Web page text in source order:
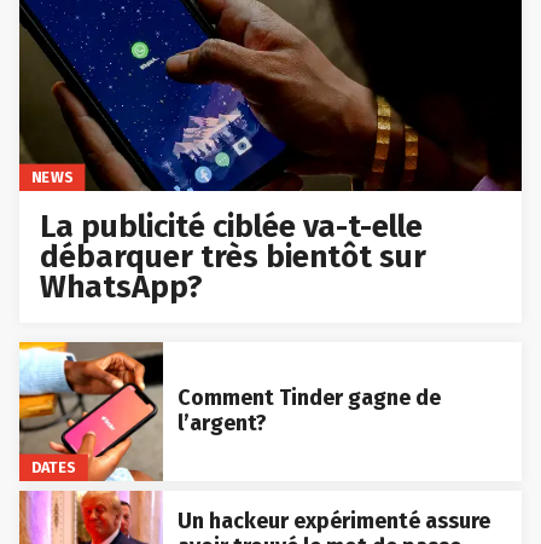
NEWS
La publicité ciblée va-t-elle
débarquer très bientôt sur
WhatsApp?
DATES
Comment Tinder gagne de
l’argent?
Un hackeur expérimenté assure